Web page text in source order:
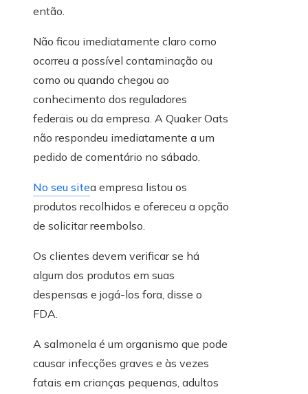
então.
Não ficou imediatamente claro como
ocorreu a possível contaminação ou
como ou quando chegou ao
conhecimento dos reguladores
federais ou da empresa. A Quaker Oats
não respondeu imediatamente a um
pedido de comentário no sábado.
No seu sitea empresa listou os
produtos recolhidos e ofereceu a opção
de solicitar reembolso.
Os clientes devem verificar se há
algum dos produtos em suas
despensas e jogá-los fora, disse o
FDA.
A salmonela é um organismo que pode
causar infecções graves e às vezes
fatais em crianças pequenas, adultos